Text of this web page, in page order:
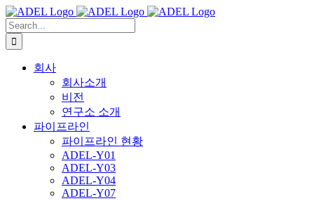
Skip
to
content
Search
for:
회사
회사소개
비전
연구소 소개
파이프라인
파이프라인 현황
ADEL-Y01
ADEL-Y03
ADEL-Y04
ADEL-Y07